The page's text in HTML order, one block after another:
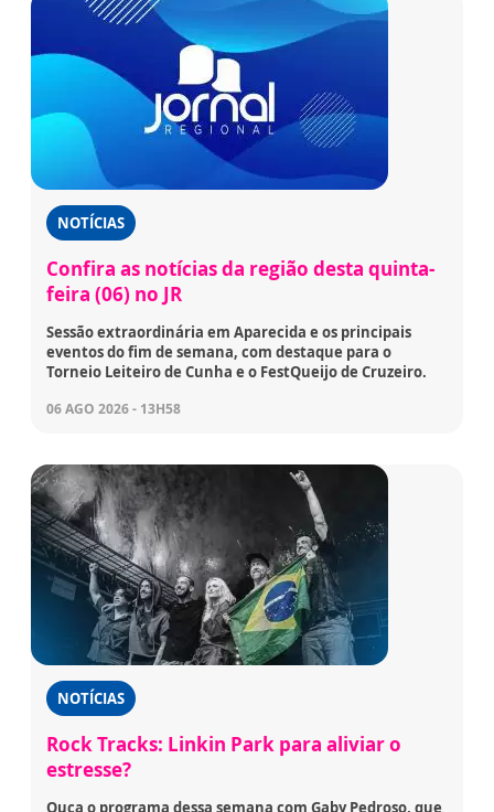
NOTÍCIAS
Confira as notícias da região desta quinta-
feira (06) no JR
Sessão extraordinária em Aparecida e os principais
eventos do fim de semana, com destaque para o
Torneio Leiteiro de Cunha e o FestQueijo de Cruzeiro.
06 AGO 2026 - 13H58
NOTÍCIAS
Rock Tracks: Linkin Park para aliviar o
estresse?
Ouça o programa dessa semana com Gaby Pedroso, que